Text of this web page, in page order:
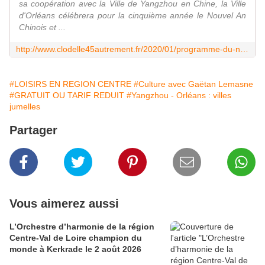
sa coopération avec la Ville de Yangzhou en Chine, la Ville
d'Orléans célébrera pour la cinquième année le Nouvel An
Chinois et ...
#LOISIRS EN REGION CENTRE #Culture avec Gaëtan Lemasne
#GRATUIT OU TARIF REDUIT #Yangzhou - Orléans : villes
jumelles
Partager
Vous aimerez aussi
L’Orchestre d’harmonie de la région
Centre-Val de Loire champion du
monde à Kerkrade le 2 août 2026